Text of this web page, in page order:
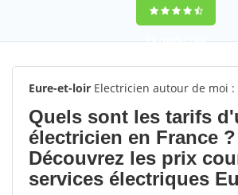
9,6(100%)1388
votes
Eure-et-loir Electricien autour de moi
Quels sont les tarifs
électricien en France ?
Découvrez les prix
services électriques